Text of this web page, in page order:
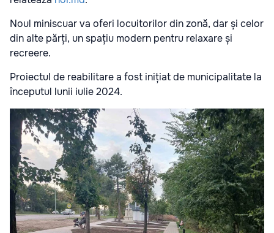
Noul miniscuar va oferi locuitorilor din zonă, dar și celor
din alte părți, un spațiu modern pentru relaxare și
recreere.
Proiectul de reabilitare a fost inițiat de municipalitate la
începutul lunii iulie 2024.